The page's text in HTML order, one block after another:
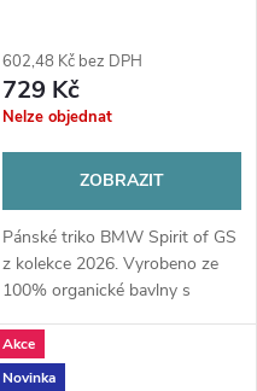
602,48 Kč bez DPH
729 Kč
Nelze objednat
ZOBRAZIT
Pánské triko BMW Spirit of GS
z kolekce 2026. Vyrobeno ze
100% organické bavlny s
Maximální pohodlí a ikonický
styl pro každého fanouška...
Akce
Novinka